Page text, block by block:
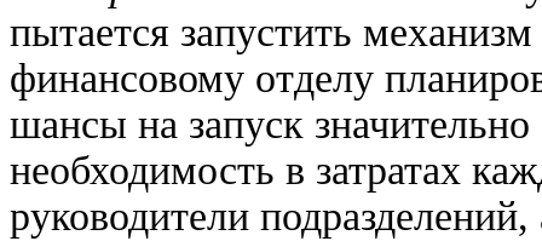
пытается запустить
финансовому отделу
шансы на запуск
необходимость в затратах
руководители